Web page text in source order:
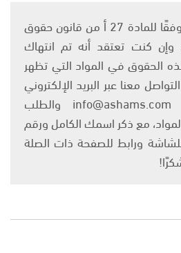
يتم الاستخدام المواد وفقًا للمادة 27 أ من قانون حقوق
والنشر 2007، وإن كنت تعتقد أنه تم انتهاك
الحقوق في المواد التي تظهر
معنا عبر البريد الإلكتروني
على العنوان التالي: info@ashams.com والطلب
مع ذكر اسمك الكامل ورقم
ورابط للصفحة ذات الصلة